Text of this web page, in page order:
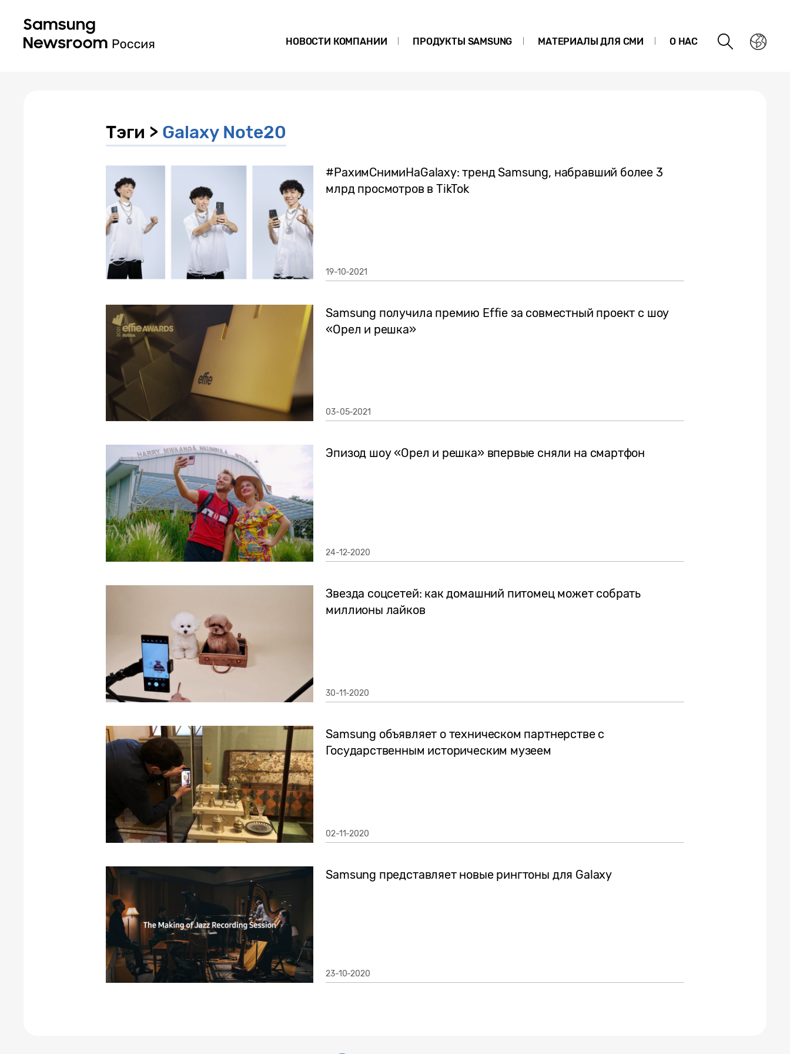
НОВОСТИ КОМПАНИИ ПРОДУКТЫ SAMSUNG МАТЕРИАЛЫ ДЛЯ СМИ О НАС
Тэги > Galaxy Note20
#РахимСнимиНаGalaxy: тренд Samsung, набравший более 3
млрд просмотров в TikTok
19-10-2021
Samsung получила премию Effie за совместный проект с шоу
«Орел и решка»
03-05-2021
Эпизод шоу «Орел и решка» впервые сняли на смартфон
24-12-2020
Звезда соцсетей: как домашний питомец может собрать
миллионы лайков
30-11-2020
Samsung объявляет о техническом партнерстве с
Государственным историческим музеем
02-11-2020
Samsung представляет новые рингтоны для Galaxy
23-10-2020